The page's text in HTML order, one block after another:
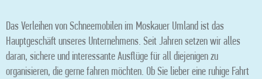
Das Verleihen von Schneemobilen im Moskauer Umland ist das
Hauptgeschäft unseres Unternehmens. Seit Jahren setzen wir alles
daran, sichere und interessante Ausflüge für all diejenigen zu
organisieren, die gerne fahren möchten. Ob Sie lieber eine ruhige Fahrt